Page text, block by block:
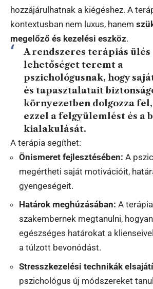
hozzájárulhatnak a kiégéshez. A
kontextusban nem luxus, hanem
megelőző és kezelési eszköz.
A rendszeres terápiás ülés
lehetőséget teremt a
pszichológusnak, hogy
és tapasztalatait
környezetben dolgozza
ezzel a felgyülemlést és a
kialakulását.
A terápia segíthet:
Önismeret fejlesztésében: A
megértheti saját motivációit,
gyengeségeit.
Határok meghúzásában: A
szakembernek megtanulni,
egészséges határokat a
a túlzott bevonódást.
Stresszkezelési technikák
pszichológus új módszereket